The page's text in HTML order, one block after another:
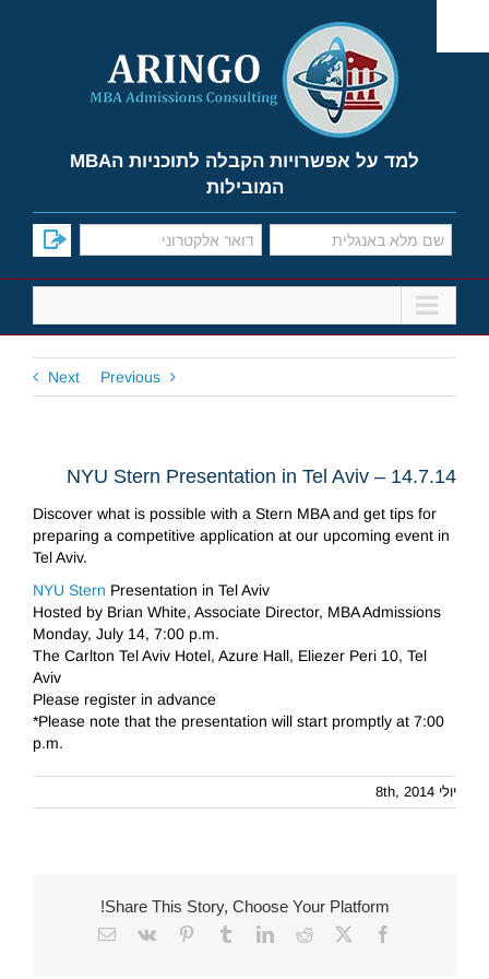
content
למד על אפשרויות הקבלה לתוכניות הMBA
המובילות
Previous
Next
NYU Stern Presentation in Tel Aviv – 14.7.14
Discover what is possible with a Stern MBA and get tips for
preparing a competitive application at our upcoming event in
Tel Aviv.
NYU Stern Presentation in Tel Aviv
Hosted by Brian White, Associate Director, MBA Admissions
Monday, July 14, 7:00 p.m.
The Carlton Tel Aviv Hotel, Azure Hall, Eliezer Peri 10, Tel
Aviv
Please register in advance
*Please note that the presentation will start promptly at 7:00
p.m.
יולי 8th, 2014
Share This Story, Choose Your Platform!
Facebook
X
Reddit
LinkedIn
Tumblr
Pinterest
Vk
Email